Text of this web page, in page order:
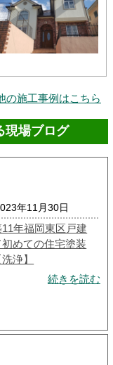
の施工事例はこちら
現場ブログ
年11月30日
11年福岡東区戸建
初めての住宅塗装
洗浄】
続きを読む